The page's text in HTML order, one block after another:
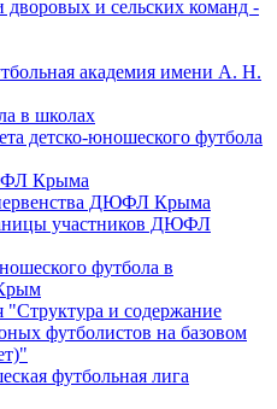
дворовых и сельских команд -
академия имени А. Н.
в школах
детско-юношеского футбола
Крыма
ДЮФЛ Крыма
участников ДЮФЛ
футбола в
"Структура и содержание
футболистов на базовом
футбольная лига